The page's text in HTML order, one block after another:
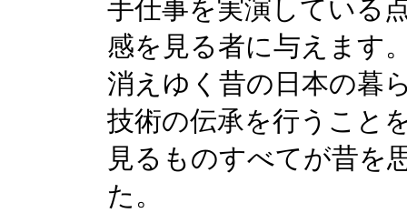
手仕事を実演している
感を見る者に与えます
消えゆく昔の日本の暮
技術の伝承を行うこと
見るものすべてが昔を
た。